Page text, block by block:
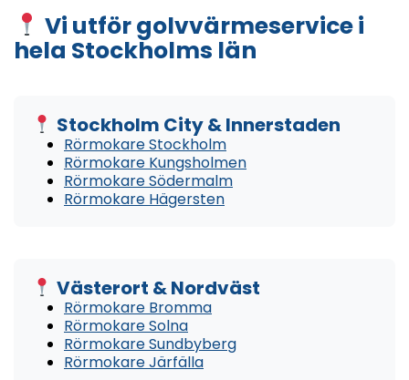
Vi utför golvvärmeservice i
hela Stockholms län
Stockholm City & Innerstaden
Rörmokare Stockholm
Rörmokare Kungsholmen
Rörmokare Södermalm
Rörmokare Hägersten
Västerort & Nordväst
Rörmokare Bromma
Rörmokare Solna
Rörmokare Sundbyberg
Rörmokare Järfälla